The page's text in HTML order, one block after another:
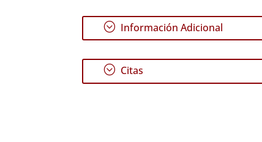
; Información Adicional
; Citas